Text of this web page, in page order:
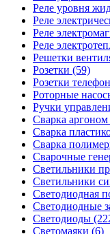
Реле уровня
Реле
Реле
Реле
Решетки
Розетки (59)
Розетки
Роторные
Ручки
Сварка
Сварка
Сварка
Сварочные
Светильники
Светильники
Светодиодная
Светодиодные
Светодиоды
Светомаяки (6)